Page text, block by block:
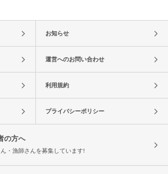
お知らせ
運営へのお問い合わせ
利用規約
プライバシーポリシー
の方へ
・漁師さんを募集しています!